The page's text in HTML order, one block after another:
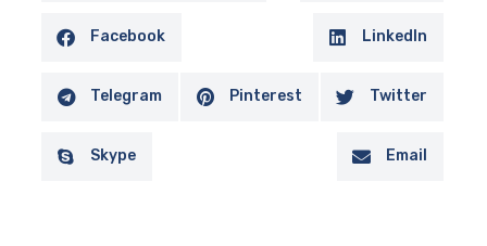
Facebook LinkedIn
Telegram Pinterest Twitter
Skype Email